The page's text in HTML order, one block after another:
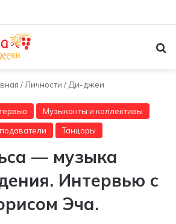
/ Личности / Ди-джеи
Музыканты и коллективы
Танцоры
— музыка
Интервью с
Эча.